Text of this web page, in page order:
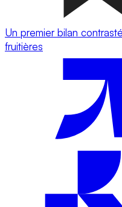
Un premier bilan
fruitières